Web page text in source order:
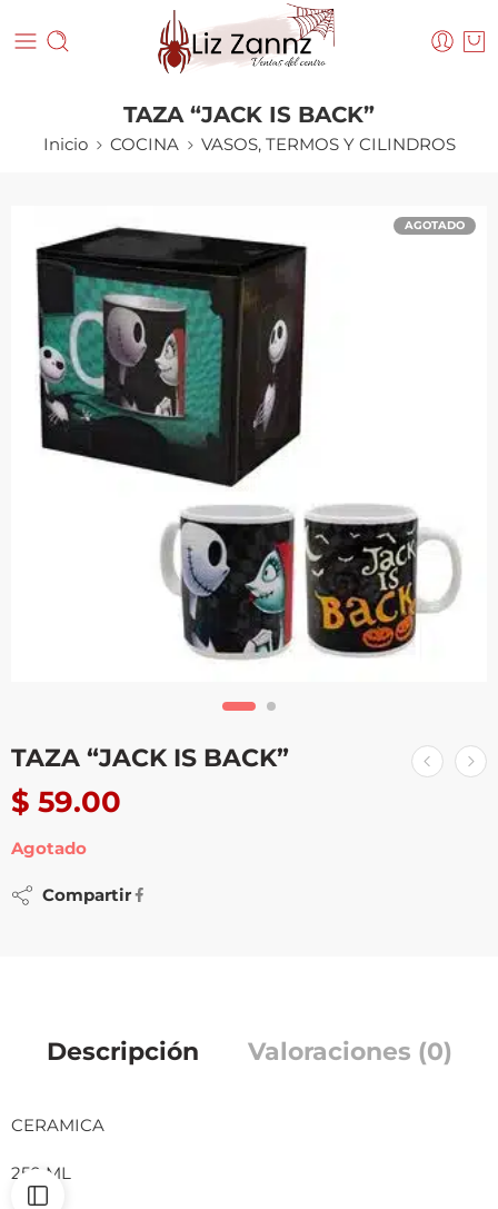
TAZA “JACK IS BACK”
Inicio COCINA VASOS, TERMOS Y CILINDROS
AGOTADO
TAZA “JACK IS BACK”
$ 59.00
Agotado
Compartir
Descripción Valoraciones (0)
CERAMICA
250 ML